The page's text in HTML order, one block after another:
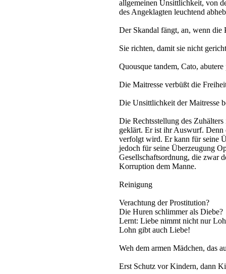
allgemeinen Unsittlichkeit, von
des Angeklagten leuchtend
Der Skandal fängt, an, wenn die
Sie richten, damit sie nicht
Quousque tandem, Cato,
Die Maitresse verbüßt die
Die Unsittlichkeit der Maitresse
Die Rechtsstellung des
geklärt. Er ist ihr Auswurf. Denn
verfolgt wird. Er kann für seine
jedoch für seine Überzeugung
Gesellschaftsordnung, die zwar
Korruption dem Manne.
Reinigung
Verachtung der Prostitution?
Die Huren schlimmer als Diebe?
Lernt: Liebe nimmt nicht nur
Lohn gibt auch Liebe!
Weh dem armen Mädchen, das
Erst Schutz vor Kindern, dann